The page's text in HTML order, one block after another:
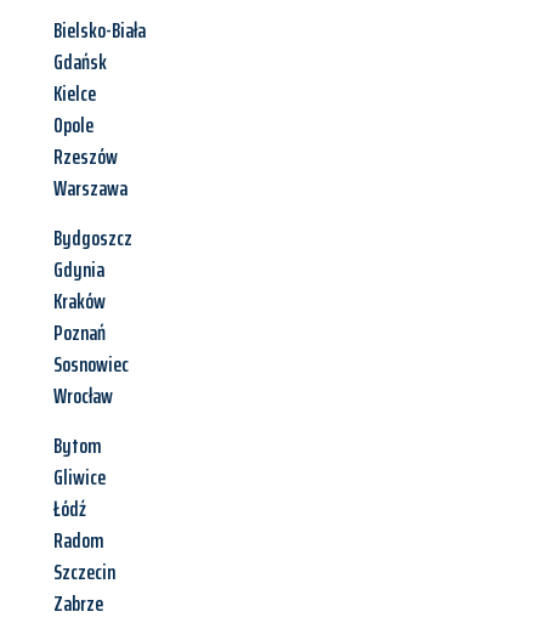
Bielsko-Biała
Gdańsk
Kielce
Opole
Rzeszów
Warszawa
Bydgoszcz
Gdynia
Kraków
Poznań
Sosnowiec
Wrocław
Bytom
Gliwice
Łódź
Radom
Szczecin
Zabrze